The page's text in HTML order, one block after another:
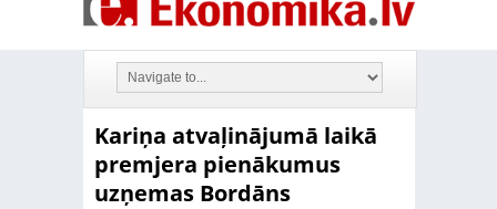
Kariņa atvaļinājumā laikā
premjera pienākumus
uzņemas Bordāns